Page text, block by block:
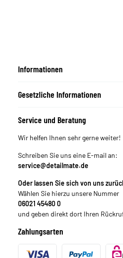
Informationen
Gesetzliche Informationen
Service und Beratung
Wir helfen Ihnen sehr gerne weiter!
Schreiben Sie uns eine E-mail an:
service@detailmate.de
Oder lassen Sie sich von uns
Wählen Sie hierzu unsere Nummer
06021 45480 0
und geben direkt dort Ihren
Zahlungsarten